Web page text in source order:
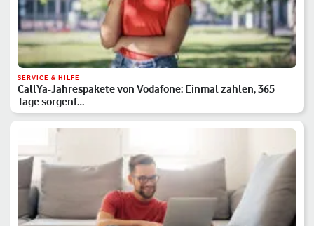
SERVICE & HILFE
CallYa-Jahrespakete von Vodafone: Einmal zahlen, 365
Tage sorgenf…